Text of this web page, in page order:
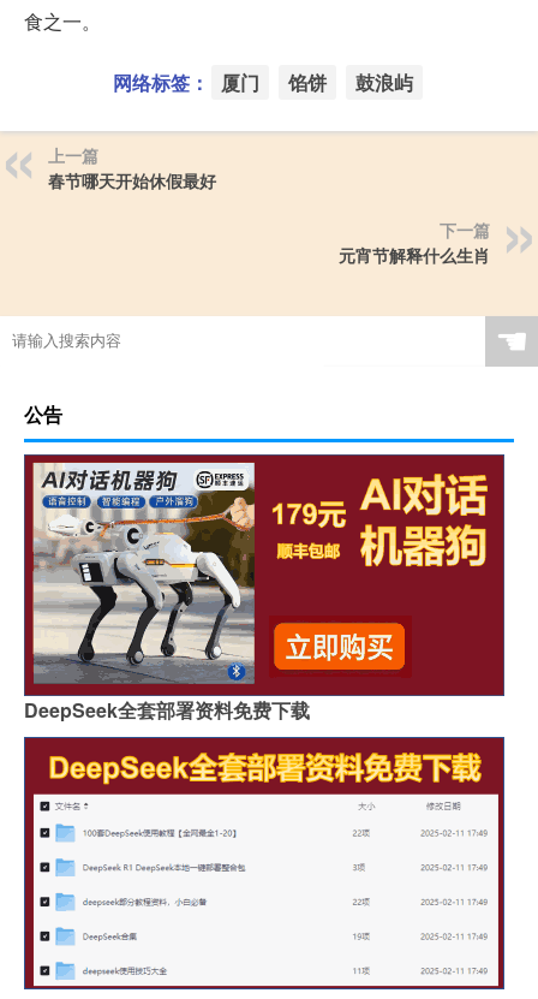
食之一。
网络标签： 厦门 馅饼 鼓浪屿
上一篇
春节哪天开始休假最好
下一篇
元宵节解释什么生肖
☚
公告
DeepSeek全套部署资料免费下载